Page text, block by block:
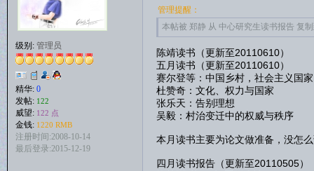
级别: 管理员
精华: 0
发帖: 122
威望: 122 点
金钱: 1220 RMB
注册时间:2008-10-14
最后登录:2015-12-19
管理提醒：
本帖被 郑静 从 中心研究生读书报告 复
陈靖读书（更新至20110610）
五月读书（更新至20110610）
赛尔登等：中国乡村，社会主义国家
杜赞奇：文化、权力与国家
张乐天：告别理想
吴毅：村治变迁中的权威与秩序
本月读书主要为论文做准备，没怎
四月读书报告（更新至20110505）